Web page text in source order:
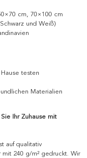
cm, 70×100 cm
und Weiß)
testen
Materialien
Ihr Zuhause mit
auf qualitativ
240 g/m² gedruckt. Wir